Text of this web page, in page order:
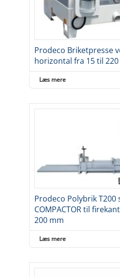
Prodeco Briketpresse
horizontal fra 15 til
Læs mere
Prodeco Polybrik T200
COMPACTOR til
200 mm
Læs mere